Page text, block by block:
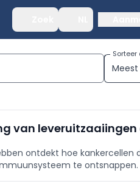
Sorteer
van
ontdekt hoe kankercellen
te ontsnappen.